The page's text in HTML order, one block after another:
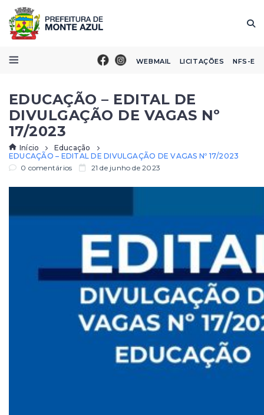
WEBMAIL LICITAÇÕES NFS-E
EDUCAÇÃO – EDITAL DE
DIVULGAÇÃO DE VAGAS Nº
17/2023
Início
Educação
EDUCAÇÃO – EDITAL DE DIVULGAÇÃO DE VAGAS Nº 17/2023
0 comentários
21 de junho de 2023